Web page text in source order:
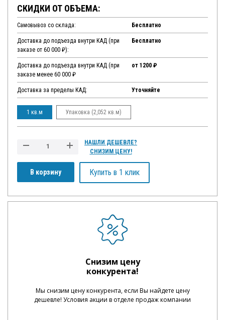
СКИДКИ ОТ ОБЪЕМА:
Самовывоз со склада: Бесплатно
Доставка до подъезда внутри КАД (при
заказе от 60 000 ₽):
Бесплатно
Доставка до подъезда внутри КАД (при
заказе менее 60 000 ₽
от 1200 ₽
Доставка за пределы КАД: Уточняйте
1 кв.м Упаковка (2,052 кв.м)
В корзину
НАШЛИ ДЕШЕВЛЕ?
СНИЗИМ ЦЕНУ!
Купить в 1 клик
Снизим цену
конкурента!
Мы снизим цену конкурента, если Вы найдете цену
дешевле! Условия акции в отделе продаж компании